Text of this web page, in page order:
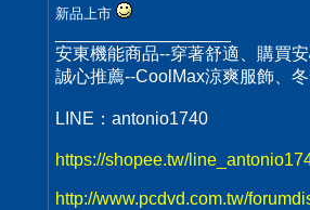
新品上市
安東機能商品--穿著舒適、購買
誠心推薦--CoolMax涼爽服飾、
LINE：antonio1740
https://shopee.tw/
http://www.pcdvd.com.tw/